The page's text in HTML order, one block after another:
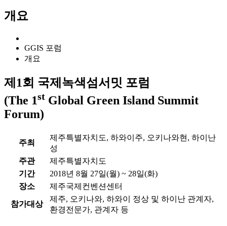
개요
GGIS 포럼
개요
제1회 국제녹색섬서밋 포럼
(The 1st Global Green Island Summit
Forum)
주최
제주특별자치도, 하와이주, 오키나와현, 하이난
성
주관
제주특별자치도
기간
2018년 8월 27일(월) ~ 28일(화)
장소
제주국제컨벤션센터
참가대상
제주, 오키나와, 하와이 정상 및 하이난 관계자,
환경전문가, 관계자 등